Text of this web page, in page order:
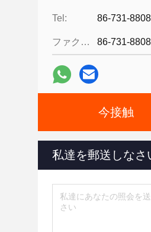
Tel: 86-731-
ファクシミリ: 86-731-
今接触
私達を郵送しなさ